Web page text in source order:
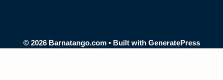
© 2026 Barnatango.com• Built with GeneratePress